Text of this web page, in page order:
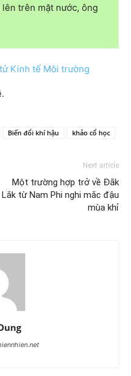
trên mặt nước, ông
Kinh tế Môi trường
Biến đổi khí hậu khảo cổ học
Next article
Một trường hợp trở về Đắk
Lắk từ Nam Phi nghi mắc đậu
mùa khỉ